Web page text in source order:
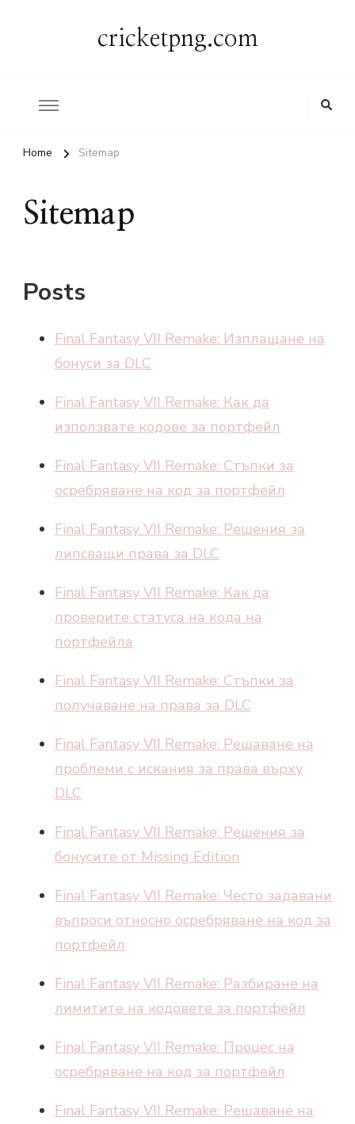
cricketpng.com
Home Sitemap
Sitemap
Posts
Final Fantasy VII Remake: Изплащане на
бонуси за DLC
Final Fantasy VII Remake: Как да
използвате кодове за портфейл
Final Fantasy VII Remake: Стъпки за
осребряване на код за портфейл
Final Fantasy VII Remake: Решения за
липсващи права за DLC
Final Fantasy VII Remake: Как да
проверите статуса на кода на
портфейла
Final Fantasy VII Remake: Стъпки за
получаване на права за DLC
Final Fantasy VII Remake: Решаване на
проблеми с искания за права върху
DLC
Final Fantasy VII Remake: Решения за
бонусите от Missing Edition
Final Fantasy VII Remake: Често задавани
въпроси относно осребряване на код за
портфейл
Final Fantasy VII Remake: Разбиране на
лимитите на кодовете за портфейл
Final Fantasy VII Remake: Процес на
осребряване на код за портфейл
Final Fantasy VII Remake: Решаване на